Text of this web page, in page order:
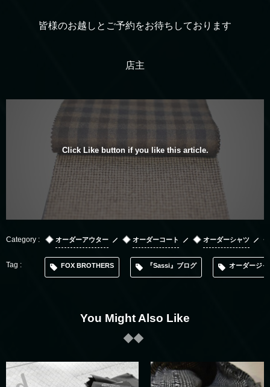
皆様のお越しとご予約をお待ちしております
店主
Click Like button if you like this article.
オーダーアウター オーダーコート オーダーシャツ
FOX BROTHERS 『Sassi』ブログ オーダージ
You Might Also Like